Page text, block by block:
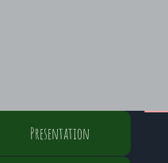
Presentation